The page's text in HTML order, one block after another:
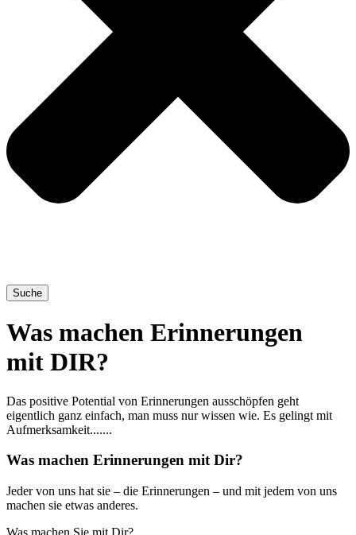
Suche
Was machen Erinnerungen
mit DIR?
Das positive Potential von Erinnerungen ausschöpfen geht
eigentlich ganz einfach, man muss nur wissen wie. Es gelingt mit
Aufmerksamkeit.......
Was machen Erinnerungen mit Dir?
Jeder von uns hat sie – die Erin­ne­run­gen – und mit jedem von uns
machen sie etwas anderes.